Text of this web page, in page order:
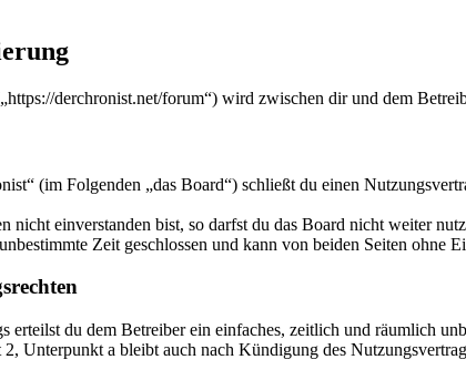
derchronist.net/forum“) wird zwischen dir und dem
(im Folgenden „das Board“) schließt du einen
nicht einverstanden bist, so darfst du das Board nicht weiter
Zeit geschlossen und kann von beiden Seiten ohne
erteilst du dem Betreiber ein einfaches, zeitlich und räumlich
Unterpunkt a bleibt auch nach Kündigung des